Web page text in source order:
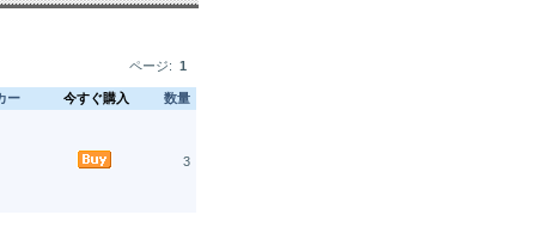
ページ: 1
ー 今すぐ購入 数量
3